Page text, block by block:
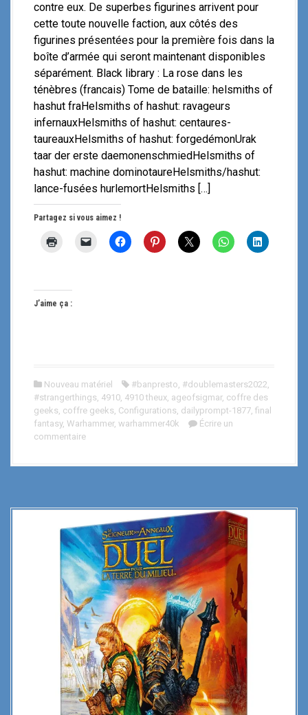
contre eux. De superbes figurines arrivent pour
cette toute nouvelle faction, aux côtés des
figurines présentées pour la première fois dans la
boîte d’armée qui seront maintenant disponibles
séparément. Black library : La rose dans les
ténèbres (francais) Tome de bataille: helsmiths of
hashut fraHelsmiths of hashut: ravageurs
infernauxHelsmiths of hashut: centaures-
taureauxHelsmiths of hashut: forgedémonUrak
taar der erste daemonenschmiedHelsmiths of
hashut: machine dominotaureHelsmiths/hashut:
lance-fusées hurlemortHelsmiths […]
Partagez si vous aimez !
J’aime ça :
Nouveau matériel #banpresto, #doublemasters2022,
#strangerthings, 4910, 4910 theux, ageofsigmar, coffre des
geeks, coffre geeks, Configurations, dailyprompt-1877, final
fantasy, Warhammer, warhammer40k
Écrire un
commentaire